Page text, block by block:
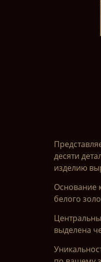
десяти
изделию
Основание
белого
выделена